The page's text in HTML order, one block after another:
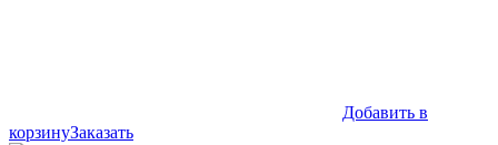
Добавить в
корзинуЗаказать